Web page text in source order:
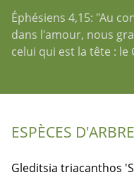
Éphésiens 4,15: "Au
dans l'amour, nous
celui qui est la tête : le
ESPÈCES
Gleditsia triacanthos